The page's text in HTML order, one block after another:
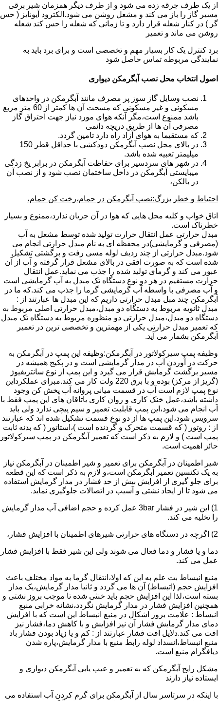
از یک طرف جرقه زده می شود و از طرف دیگر همزمان شیر برقی
مسیر گاز را باز می کند و مشعل روشن می شود.الکترود آیونایز ( حس
گر ) در کنار شعله قرار دارد و تا زمانی که شعله را حس کند شعله
روشن می ماند و تعمیر
برد کنترل یک کار بسیار مهم و تخصصی است و برای برد باید به
نمایندگی مربوطه تماس حاصل شود
اصول انتخاب محل نصب آبگرمکن دیواری
نصب وسایل گاز سوز پر مصرف مانند آبگرمکن در واحدهای
مسکونی و غیر مسکونی که مسحت آن ها کمتر از 60 متر مربع
باشد ممنوع است،مگر آنکه هوای مورد نیاز جهت احتراق گاز
مصرفی آن ها از طریق دریچه دائمی
که مستقیما به هوای آزاد راه دارد تامین گردد.
در بالای محل نصب آبگرمکن دودکشی با حداقل قطر 150
میلیمتر تعبیه شده باشد.
در شهر های سردسیر برای حفاظت آبگرمکن در برابر یخ زدگی
میبایستی آبگرمکن در داخل ساختمان نصب شود و از نصب آن
در بالکن،
احتیاط و خطر بزرگ:نصب آبگرمکن در حمام،رخت کن حمام،
اتاق خواب و کلیه محل هایی که هوا در آن جریان ندارد،ممنوع و بسیار
خطرناک است.
مبدل حرارتی عمل انتقال حرارت تولید شده توسط مشعل به آب
(مصرفی و گرمایشی)در محفظه ای به نام مبدل حرارتی انجام می
شود.مبدل حرارتی از چند ردیف لوله مسی رفت و برگشتی تشکیل
شده است که به صورت افقی در بالای مشعل قرار گرفته و آب از آن
عبور می کند و گرمای تولید شده را جذب می نماید.عمل انتقال
حرارت مستقیم در هر دو نوع دستگاه تک مبدل به آب گرمایشی است
و آب مصرفی با واسطه آب گرمایشی گرما را جذب می کند.که ما در
آبگرمکن چند مبل مبدل حرارتی داریم که این مبدل ها عبارتند از :
مبدل ثانویه مربوط به دستگاه دو مبدل،مبدل حرارتی اصلی مربوط به
دستگاه دو مبدل،مبدل حرارتی دو منظوره مربوط به دستگاه تک مبدل
که تعمیر مبدل حرارتی یکی از مهمترین و تخصصی ترین در تعمیر
آبگرمکن بشمار می آید.
وظیفه پمپ سیرکولاتور در آبگرمکن:وظیفه این پمپ در آبگرمکن به
حرکت در آوردن آب در مدار گرمایشی است و در پکیج همیشه در
مسیر برگشت گرمایش قرار می گیرد و این پمپ از نوع سانتریفیوژ
(گریز از مرکز) بوده و با برق 220 ولت کار می کند.مبرای عملکرداین
نوع پمپ لازم است آب در قسمت میانی پروانه آب پخش کن وجود
داشته باشد،عمل خنک کاری و روان کاری یاتاقان های این پمپ فقط با
آب انجام می شود،این پمپ قابلیت تعمیر و سیم پیچی ندارد ولی باید
سرویس شود،این پمپ ها از دو نوع قسمت تشکیل شده اند که عبارتند
از : روتور ( که قسمت متحرک و گردنده است )،استاتور ( که بدنه ثابت
پمپ است ) و لازم به ذکر است که تعمیر آبگرمکن در پمپ سیرکولاتور
حائز اهمیت است.
شیر اطمینان در آبگرمکن برای تعمیر و شیر اطمینان در آبگرمکن نیاز
به یک تکنسین تعمیر آبگرمکن است،و لازم به ذکر است که این قطعه
برای جلو گیری از افزایش بیش از حد فشار در مدار گرمایش استفاده
می شود تا از ایجاد نشتی و آسیب در اتصالات جلوگیری نماید.
1) این شیر در فشار 3bar عمل کرده و حجم اضافی آب مدار گرمایش
را تخلیه می کند.
2) اگرچه در دستگاه های حرارتی شیرهای اطمینان با افزایش فشار،
دما و یا فشار و دما فعال می شوند ولی این شیر فقط با افزایش فشار
عمل می کند.
منبع انبساط بت علم به این که اولا،انتقال گرما به مواد مختلف باعث
افزایش حجم (اتبساط) آن ها می گردد و ثانیا مدار گرمایش،یک مدار
بسته است،لذا این افزایش حجم باید خنثی شده تا موجب بروز نشتی و
همچنین افزایش فشار در مدار گرمایش نگردد،نشانه خرابی منبع
انبساط : علامت بروز اشکال در منبع انبساط این است که با افزایش
دمای مدار گرمایش فشار آن نیز افزایش و با کاهش دما،فشار نیز
افت می کند.دلایل افت فشار عبارتند از : کم و یا زیاد بودن فشار باد
منبع انبساط،انسداد لوله رابط منبع با مدار گرمایش،پاره شدن
دیافگرام منبع است.
مشکل رایج آبگرمکن که به تعمیر و عیب یابی آبگرمکن دیواری و
ایستاده نیاز دارند
با اینکه در سرتاسر سال از آبگرمکن برای گرم کردن آب استفاده می